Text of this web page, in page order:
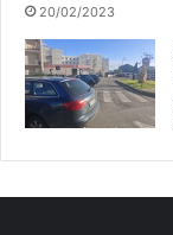
20/02/2023